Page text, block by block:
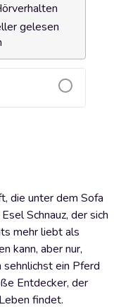
gelesen
die unter dem Sofa
Schnauz, der sich
mehr liebt als
kann, aber nur,
sehnlichst ein Pferd
Entdecker, der
findet.